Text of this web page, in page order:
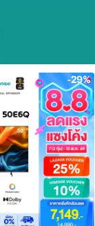
-29%